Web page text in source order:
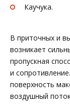
Каучука.
В приточных и
возникает
пропускная
и
поверхность
воздушный